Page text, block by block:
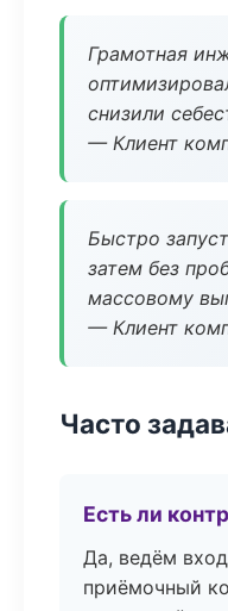
Грамотная
снизили
— Клиент
Быстро
затем без
массовому
— Клиент
Часто
Есть ли
Да, ведём
приёмочный